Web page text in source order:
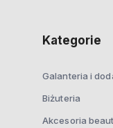
Kategorie
Galanteria i
Biżuteria
Akcesoria